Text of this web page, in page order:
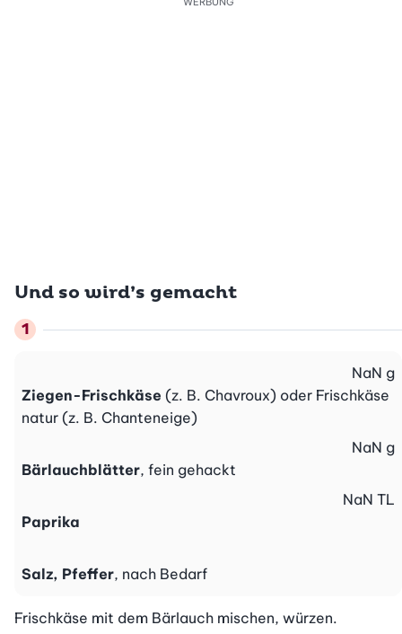
Und so wird’s gemacht
Ziegen-Frischkäse (z. B. Chavroux) oder Frischkäse
natur (z. B. Chanteneige)
NaN g
Bärlauchblätter, fein gehackt
NaN g
Paprika
NaN TL
Salz, Pfeffer, nach Bedarf
Frischkäse mit dem Bärlauch mischen, würzen.